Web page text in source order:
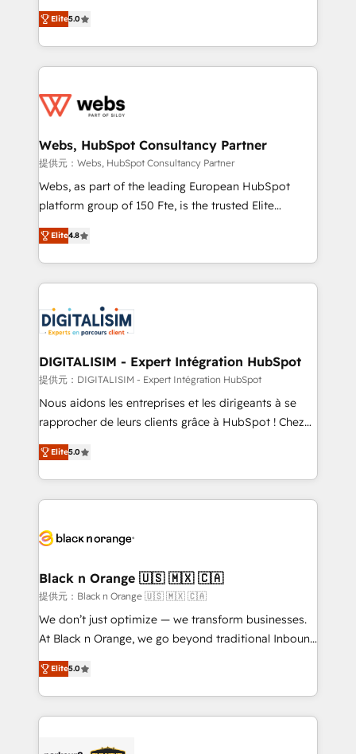
Execution • 750+ onboardings and 2,000+
implementations • Deep expertise across marketing,
BBD Boom is the HubSpot partner that can help you
to HubSpot Better. We work with your teams to
solve all your HubSpot challenges and improve user
adoption, sales process and marketing results.
the first time 🔧 Designing and optimising your
and build using HubSpot 🔌 Integrating HubSpot
with other systems 🎓 Training your teams to be
HubSpot pros 📊 Lead generation services using
HubSpot Why us? - SIX HubSpot Accreditations -
CRM, Solutions Architecture, Onboarding , Data
Migration, Custom Integration & Platform
team of 25+ experts Contact us today to help you
get more from your investment in HubSpot.
Elite5.0
Webs, HubSpot Consultancy Partner
提供元：Webs, HubSpot Consultancy Partner
Webs, as part of the leading European HubSpot
platform group of 150 Fte, is the trusted Elite
HubSpot CRM Partner offering you a roadmap on
maximizing EBITDA and achieving Commercial
Excellence. With our targeted processes, we
strengthen your digital transformation and minimize
Implementation partner, we provide expertise to
drive your business forward. Since 2015 we are fully
dedicated to HubSpot and with an experienced
team (50+), we work with reputable companies in
B2B sectors such as manufacturing, SaaS and
business services. We prepare a customized
impact of your digital transformation, including a
detailed financial rationale with a focus on ROI and
embark on a transformational journey that sets your
business up for long-term success. Unlock your
business. If not now, when?
Elite4.8
DIGITALISIM - Expert Intégration HubSpot
提供元：DIGITALISIM - Expert Intégration HubSpot
Nous aidons les entreprises et les dirigeants à se
rapprocher de leurs clients grâce à HubSpot ! Chez
DIGITALISIM, nous avons l'intime conviction que la
réussite des entreprises passe par l’innovation web,
le marketing digital, et la relation client ! C'est
pourquoi, nos experts sont à la fois capables de
référencement, votre stratégie digitale et le pilotage
projet HubSpot avec DIGITALISIM : 🧽 Nettoyage,
migration et intégration des bases de données. 🚀
Développement des interfaces avec vos logiciels
métiers ⚙️ Configuration de la plateforme HubSpot
Book Process & Guidelines utilisateurs 🎓
Formations des utilisateurs
Elite5.0
Black n Orange 🇺🇸 🇲🇽 🇨🇦
提供元：Black n Orange 🇺🇸 🇲🇽 🇨🇦
We don’t just optimize — we transform businesses.
At Black n Orange, we go beyond traditional Inbound
Marketing with our exclusive methodologies:
BOOMS and BOOST. Together, they form a powerful
combination that has driven success for over 800
businesses worldwide. As Elite HubSpot Partners, we
Elite5.0